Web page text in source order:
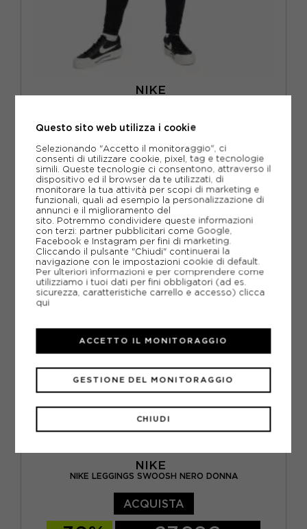
NIKE
XS S M L
ACQUISTA
-40% 26,99€
44,99€
NIKE
NIKE LEGGINGS SWOOSH NERO DONNA
ACQUISTA
Questo sito web utilizza i cookie
Selezionando "Accetto il monitoraggio", ci
consenti di utilizzare cookie, pixel, tag e tecnologie
simili. Queste tecnologie ci consentono, attraverso il
dispositivo ed il browser da te utilizzati, di
monitorare la tua attività per scopi di marketing e
funzionali, quali ad esempio la personalizzazione di
annunci e il miglioramento del
sito. Potremmo condividere queste informazioni
con terzi: partner pubblicitari come Google,
Facebook e Instagram per fini di marketing.
Cliccando il pulsante "Chiudi" continuerai la
navigazione con le impostazioni cookie di default.
Per ulteriori informazioni e per comprendere come
utilizziamo i tuoi dati per fini obbligatori (ad es.
sicurezza, caratteristiche carrello e accesso) clicca
qui
CHIUDI
GESTIONE DEL MONITORAGGIO
ACCETTO IL MONITORAGGIO